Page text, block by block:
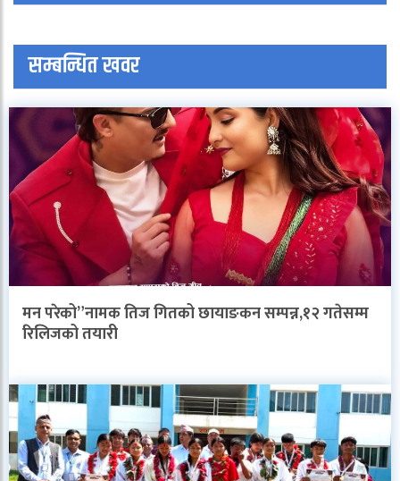
सम्बन्धित खवर
मन परेको”नामक तिज गितको छायाङकन सम्पन्न,१२ गतेसम्म
रिलिजको तयारी